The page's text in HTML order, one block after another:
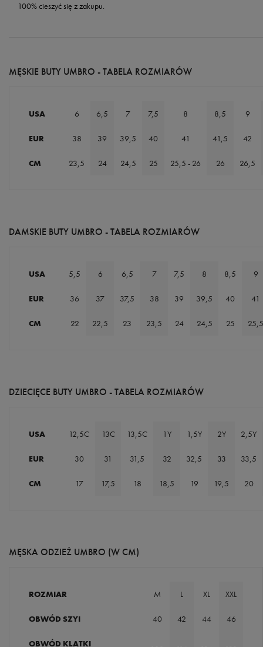
100% cieszyć się z zakupu.
MĘSKIE BUTY UMBRO - TABELA ROZMIARÓW
USA 6 6,5 7 7,5 8 8,5 9
EUR 38 39 39,5 40 41 41,5 42
CM 23,5 24 24,5 25 25,5 - 26 26 26,5
DAMSKIE BUTY UMBRO - TABELA ROZMIARÓW
USA 5,5 6 6,5 7 7,5 8 8,5 9
EUR 36 37 37,5 38 39 39,5 40 41
CM 22 22,5 23 23,5 24 24,5 25 25,5
DZIECIĘCE BUTY UMBRO - TABELA ROZMIARÓW
USA 12,5C 13C 13,5C 1Y 1,5Y 2Y 2,5Y
EUR 30 31 31,5 32 32,5 33 33,5
CM 17 17,5 18 18,5 19 19,5 20
MĘSKA ODZIEŻ UMBRO (W CM)
ROZMIAR M L XL XXL
OBWÓD SZYI 40 42 44 46
OBWÓD KLATKI